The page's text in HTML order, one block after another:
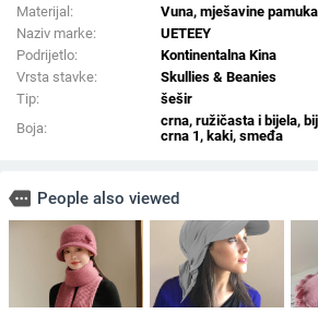
Materijal:
Vuna, mješavine pamuka
Naziv marke:
UETEEY
Podrijetlo:
Kontinentalna Kina
Vrsta stavke:
Skullies & Beanies
Tip:
šešir
Boja:
crna, ružičasta i bijela,
crna 1, kaki, smeđa
more People also viewed